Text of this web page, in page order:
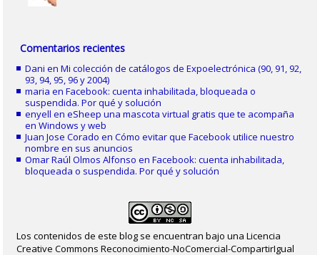
Comentarios recientes
Dani enMi colección de catálogos de Expoelectrónica (90, 91, 92,
93, 94, 95, 96 y 2004)
maria enFacebook: cuenta inhabilitada, bloqueada o
suspendida. Por qué y solución
enyell eneSheep una mascota virtual gratis que te acompaña
en Windows y web
Juan Jose Corado enCómo evitar que Facebook utilice nuestro
nombre en sus anuncios
Omar Raúl Olmos Alfonso enFacebook: cuenta inhabilitada,
bloqueada o suspendida. Por qué y solución
Los contenidos de este blog se encuentran bajo una Licencia
Creative Commons Reconocimiento-NoComercial-CompartirIgual